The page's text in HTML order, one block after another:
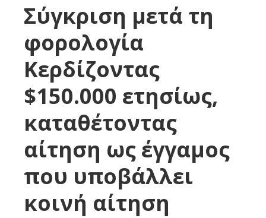
Σύγκριση μετά τη
φορολογία
Κερδίζοντας
$150.000 ετησίως,
καταθέτοντας
αίτηση ως έγγαμος
που υποβάλλει
κοινή αίτηση